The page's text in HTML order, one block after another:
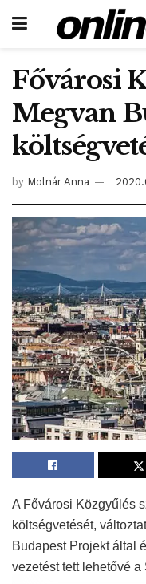
Fővárosi
Megvan
by Molnár Anna
A Fővárosi Közgyűlés
költségvetését,
Budapest Projekt által
vezetést tett lehetővé